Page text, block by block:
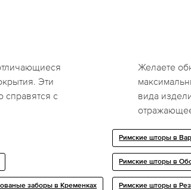
Эти
справятся с
заборы в Кременках
Желаете
вида
Римские шторы в
Римские шторы в
Римские шторы в